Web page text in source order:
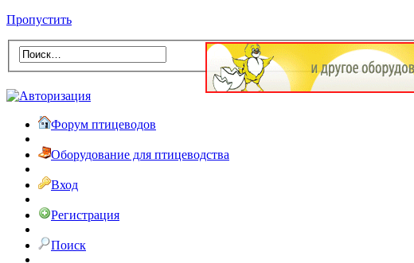
Пропустить
Форум птицеводов
Оборудование для птицеводства
Вход
Регистрация
Поиск